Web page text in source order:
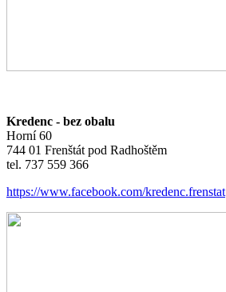
Kredenc - bez obalu
Horní 60
744 01 Frenštát pod Radhoštěm
tel. 737 559 366
https://www.facebook.com/kredenc.frenstat